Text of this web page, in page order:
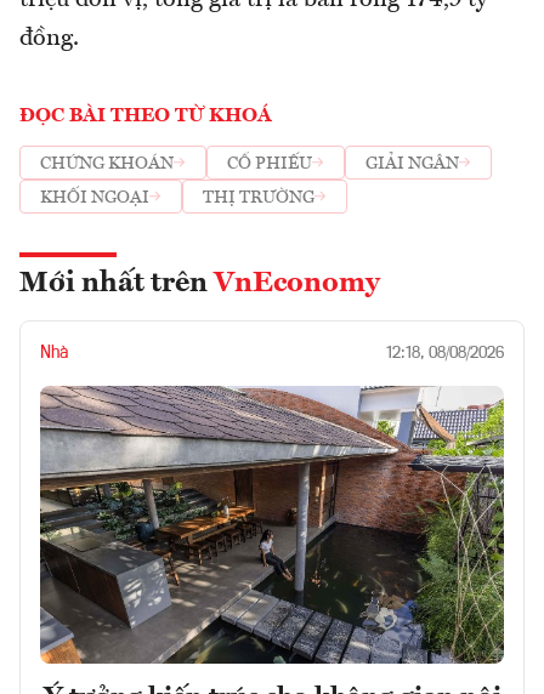
đồng.
ĐỌC BÀI THEO TỪ KHOÁ
CHỨNG KHOÁN CỔ PHIẾU
GIẢI NGÂN
KHỐI NGOẠI
THỊ TRƯỜNG
Mới nhất trên VnEconomy
Nhà 12:18, 08/08/2026